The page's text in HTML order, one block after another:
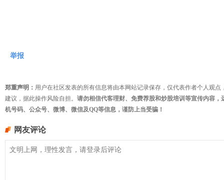
举报
郑重声明： 用户在社区发表的所有信息将由本网站记录保存，仅代表作者个人观
建议，据此操作风险自担。 请勿相信代客理财、免费荐股和炒股培训等宣传内容
机号码、公众号、微博、微信及QQ等信息，谨防上当受骗！
网友评论